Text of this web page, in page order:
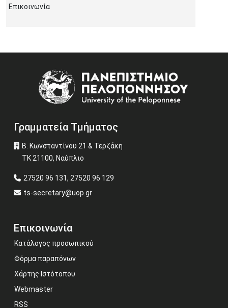
Επικοινωνία
Γραμματεία Τμήματος
Β. Κωνσταντίνου 21 & Τερζάκη
ΤΚ 21100, Ναύπλιο
27520 96 131, 27520 96 129
ts-secretary@uop.gr
Επικοινωνία
Κατάλογος προσωπικού
Φόρμα παραπόνων
Χάρτης Ιστότοπου
Webmaster
RSS